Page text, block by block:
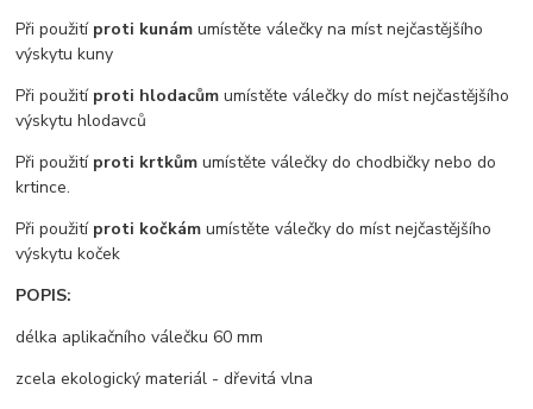
Při použití proti kunám umístěte válečky na míst nejčastějšího
výskytu kuny
Při použití proti hlodacům umístěte válečky do míst nejčastějšího
výskytu hlodavců
Při použití proti krtkům umístěte válečky do chodbičky nebo do
krtince.
Při použití proti kočkám umístěte válečky do míst nejčastějšího
výskytu koček
POPIS:
délka aplikačního válečku 60 mm
zcela ekologický materiál - dřevitá vlna